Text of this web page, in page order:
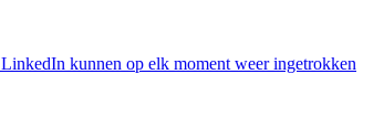
kunnen op elk moment weer ingetrokken